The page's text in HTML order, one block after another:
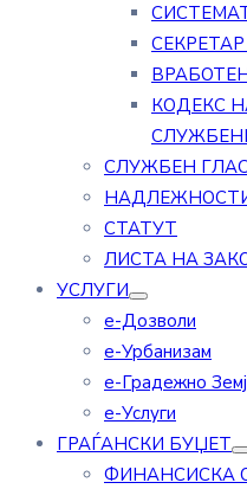
КОДЕКС
СЛУЖБЕН
СТАТУТ
ЛИСТА НА
УСЛУГИ
е-Дозволи
е-Урбанизам
е-Градежно
е-Услуги
ГРАЃАНСКИ БУЏЕТ
ФИНАНСИСКА